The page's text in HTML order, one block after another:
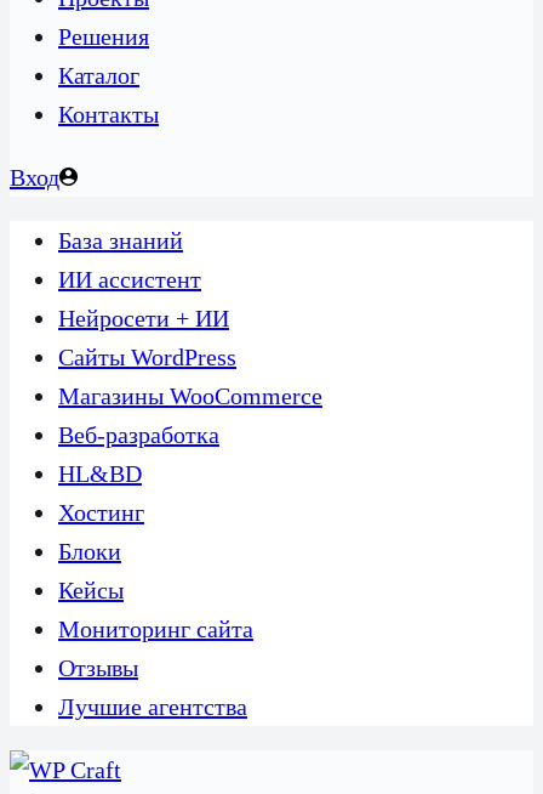
Решения
Каталог
Контакты
Вход
База знаний
ИИ ассистент
Нейросети + ИИ
Сайты WordPress
Магазины WooCommerce
Веб-разработка
HL&BD
Хостинг
Блоки
Кейсы
Мониторинг сайта
Отзывы
Лучшие агентства